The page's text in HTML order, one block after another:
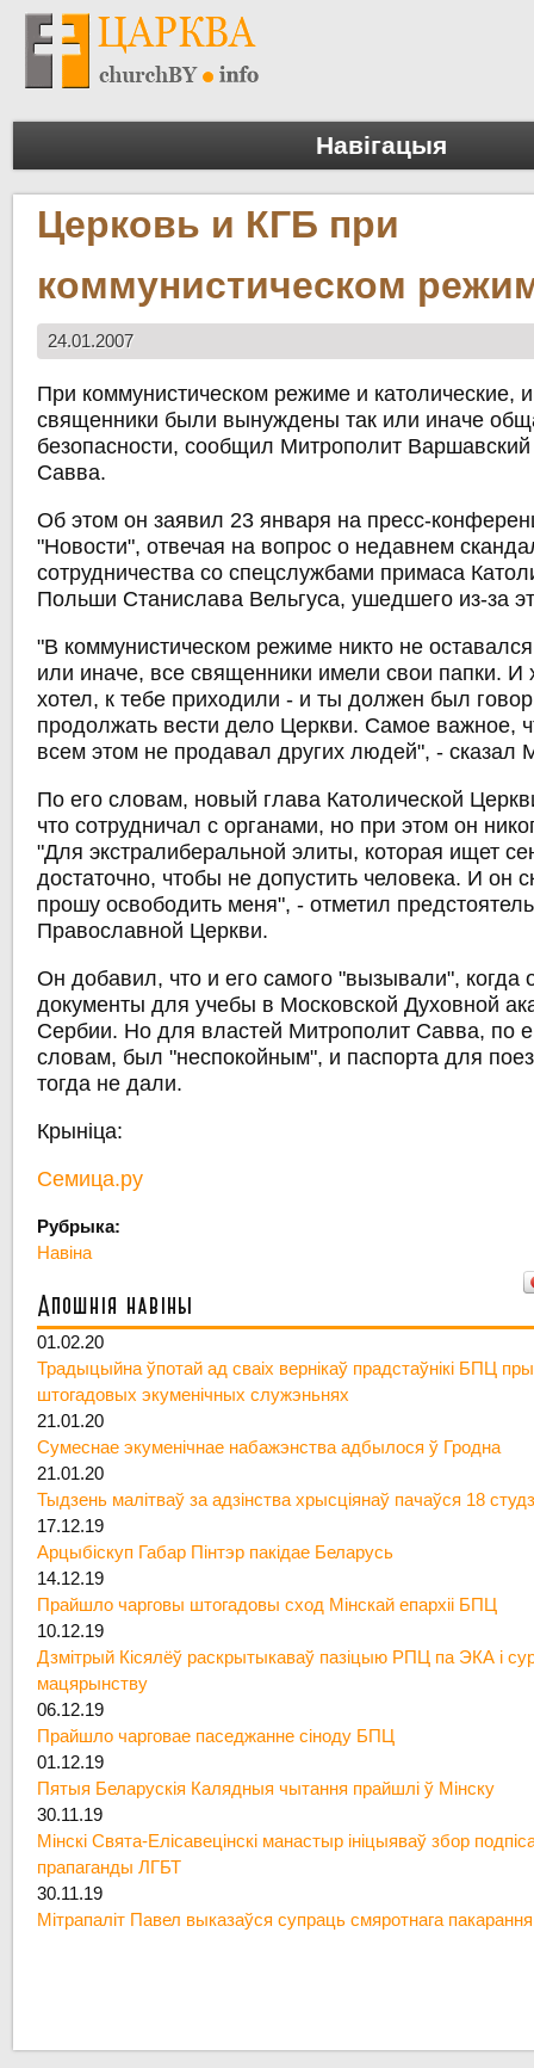
Навігацыя
Церковь и КГБ при
коммунистическом
24.01.2007
При коммунистическом режиме и католические,
священники были вынуждены так или иначе
безопасности, сообщил Митрополит
Савва.
Об этом он заявил 23 января на пресс-
"Новости", отвечая на вопрос о недавнем
сотрудничества со спецслужбами примаса
Польши Станислава Вельгуса, ушедшего из-за
"В коммунистическом режиме никто не
или иначе, все священники имели свои папки. И
хотел, к тебе приходили - и ты должен был
продолжать вести дело Церкви. Самое важное,
всем этом не продавал других людей", - сказал
По его словам, новый глава Католической
что сотрудничал с органами, но при этом он
"Для экстралиберальной элиты, которая ищет
достаточно, чтобы не допустить человека. И он
прошу освободить меня", - отметил
Православной Церкви.
Он добавил, что и его самого "вызывали", когда
документы для учебы в Московской Духовной
Сербии. Но для властей Митрополит Савва, по
словам, был "неспокойным", и паспорта для
тогда не дали.
Крыніца:
Семица.ру
Рубрыка:
Навіна
Апошнія навіны
01.02.20
Традыцыйна ўпотай ад сваіх вернікаў прадстаўнікі БПЦ
штогадовых экуменічных служэньнях
21.01.20
Сумеснае экуменічнае набажэнства адбылося ў Гродна
21.01.20
Тыдзень малітваў за адзінства хрысціянаў пачаўся 18
17.12.19
Арцыбіскуп Габар Пінтэр пакідае Беларусь
14.12.19
Прайшло чарговы штогадовы сход Мінскай епархіі БПЦ
10.12.19
Дзмітрый Кісялёў раскрытыкаваў пазіцыю РПЦ па ЭКА і
мацярынству
06.12.19
Прайшло чарговае паседжанне сіноду БПЦ
01.12.19
Пятыя Беларускія Калядныя чытання прайшлі ў Мінску
30.11.19
Мінскі Свята-Елісавецінскі манастыр ініцыяваў збор
прапаганды ЛГБТ
30.11.19
Мітрапаліт Павел выказаўся супраць смяротнага пакарання